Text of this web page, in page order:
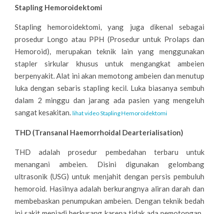
Stapling Hemoroidektomi
Stapling hemoroidektomi, yang juga dikenal sebagai
prosedur Longo atau PPH (Prosedur untuk Prolaps dan
Hemoroid), merupakan teknik lain yang menggunakan
stapler sirkular khusus untuk mengangkat ambeien
berpenyakit. Alat ini akan memotong ambeien dan menutup
luka dengan sebaris stapling kecil. Luka biasanya sembuh
dalam 2 minggu dan jarang ada pasien yang mengeluh
sangat kesakitan. lihat video Stapling Hemoroidektomi
THD (Transanal Haemorrhoidal Dearterialisation)
THD adalah prosedur pembedahan terbaru untuk
menangani ambeien. Disini digunakan gelombang
ultrasonik (USG) untuk menjahit dengan persis pembuluh
hemoroid. Hasilnya adalah berkurangnya aliran darah dan
membebaskan penumpukan ambeien. Dengan teknik bedah